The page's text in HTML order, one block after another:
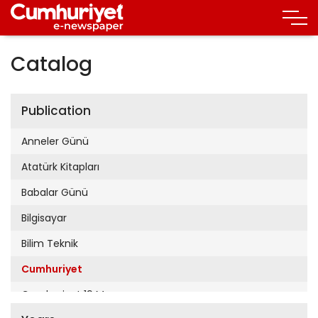
Catalog
Publication
Anneler Günü
Atatürk Kitapları
Babalar Günü
Bilgisayar
Bilim Teknik
Cumhuriyet
Cumhuriyet 19 Mayıs